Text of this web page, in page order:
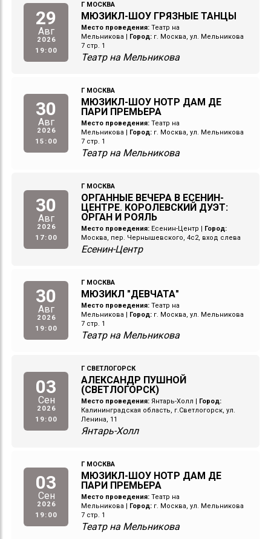
29
Авг
2026
19:00
Г МОСКВА
МЮЗИКЛ-ШОУ ГРЯЗНЫЕ ТАНЦЫ
Место проведения: Театр на
Мельникова
Город: г. Москва, ул. Мельникова
7 стр. 1
Театр на Мельникова
30
Авг
2026
15:00
Г МОСКВА
МЮЗИКЛ-ШОУ НОТР ДАМ ДЕ
ПАРИ ПРЕМЬЕРА
Место проведения: Театр на
Мельникова
Город: г. Москва, ул. Мельникова
7 стр. 1
Театр на Мельникова
30
Авг
2026
17:00
Г МОСКВА
ОРГАННЫЕ ВЕЧЕРА В ЕСЕНИН-
ЦЕНТРЕ. КОРОЛЕВСКИЙ ДУЭТ:
ОРГАН И РОЯЛЬ
Место проведения: Есенин-Центр
Город:
Москва, пер. Чернышевского, 4с2, вход слева
Есенин-Центр
30
Авг
2026
19:00
Г МОСКВА
МЮЗИКЛ "ДЕВЧАТА"
Место проведения: Театр на
Мельникова
Город: г. Москва, ул. Мельникова
7 стр. 1
Театр на Мельникова
03
Сен
2026
19:00
Г СВЕТЛОГОРСК
АЛЕКСАНДР ПУШНОЙ
(СВЕТЛОГОРСК)
Место проведения: Янтарь-Холл
Город:
Калининградская область, г.Светлогорск, ул.
Ленина, 11
Янтарь-Холл
03
Сен
2026
19:00
Г МОСКВА
МЮЗИКЛ-ШОУ НОТР ДАМ ДЕ
ПАРИ ПРЕМЬЕРА
Место проведения: Театр на
Мельникова
Город: г. Москва, ул. Мельникова
7 стр. 1
Театр на Мельникова